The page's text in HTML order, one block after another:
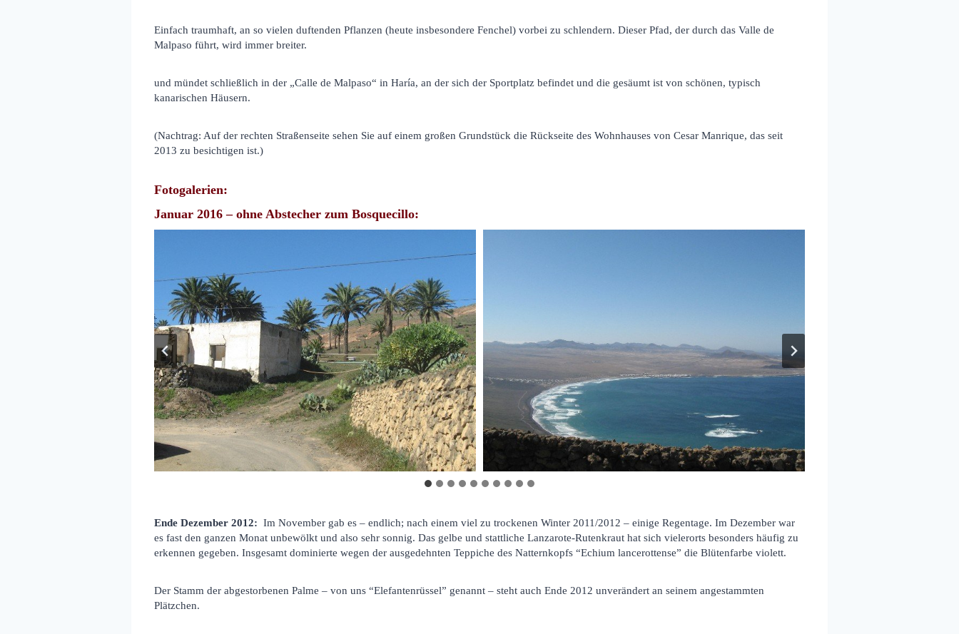
Einfach traumhaft, an so vielen duftenden Pflanzen (heute insbesondere Fenchel) vorbei zu schlendern. Dieser Pfad, der durch das Valle de
Malpaso führt, wird immer breiter.
und mündet schließlich in der „Calle de Malpaso“ in Haría, an der sich der Sportplatz befindet und die gesäumt ist von schönen, typisch
kanarischen Häusern.
(Nachtrag: Auf der rechten Straßenseite sehen Sie auf einem großen Grundstück die Rückseite des Wohnhauses von Cesar Manrique, das seit
2013 zu besichtigen ist.)
Fotogalerien:
Januar 2016 – ohne Abstecher zum Bosquecillo:
Ende Dezember 2012: Im November gab es – endlich; nach einem viel zu trockenen Winter 2011/2012 – einige Regentage. Im Dezember war
es fast den ganzen Monat unbewölkt und also sehr sonnig. Das gelbe und stattliche Lanzarote-Rutenkraut hat sich vielerorts besonders häufig zu
erkennen gegeben. Insgesamt dominierte wegen der ausgedehnten Teppiche des Natternkopfs “Echium lancerottense” die Blütenfarbe violett.
Der Stamm der abgestorbenen Palme – von uns “Elefantenrüssel” genannt – steht auch Ende 2012 unverändert an seinem angestammten
Plätzchen.